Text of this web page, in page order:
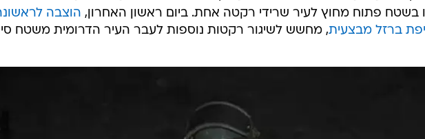
בשטח פתוח מחוץ לעיר שרידי רקטה אחת. ביום ראשון האחרון, הוצבה
ברזל מבצעית, מחשש לשיגור רקטות נוספות לעבר העיר הדרומית משטח